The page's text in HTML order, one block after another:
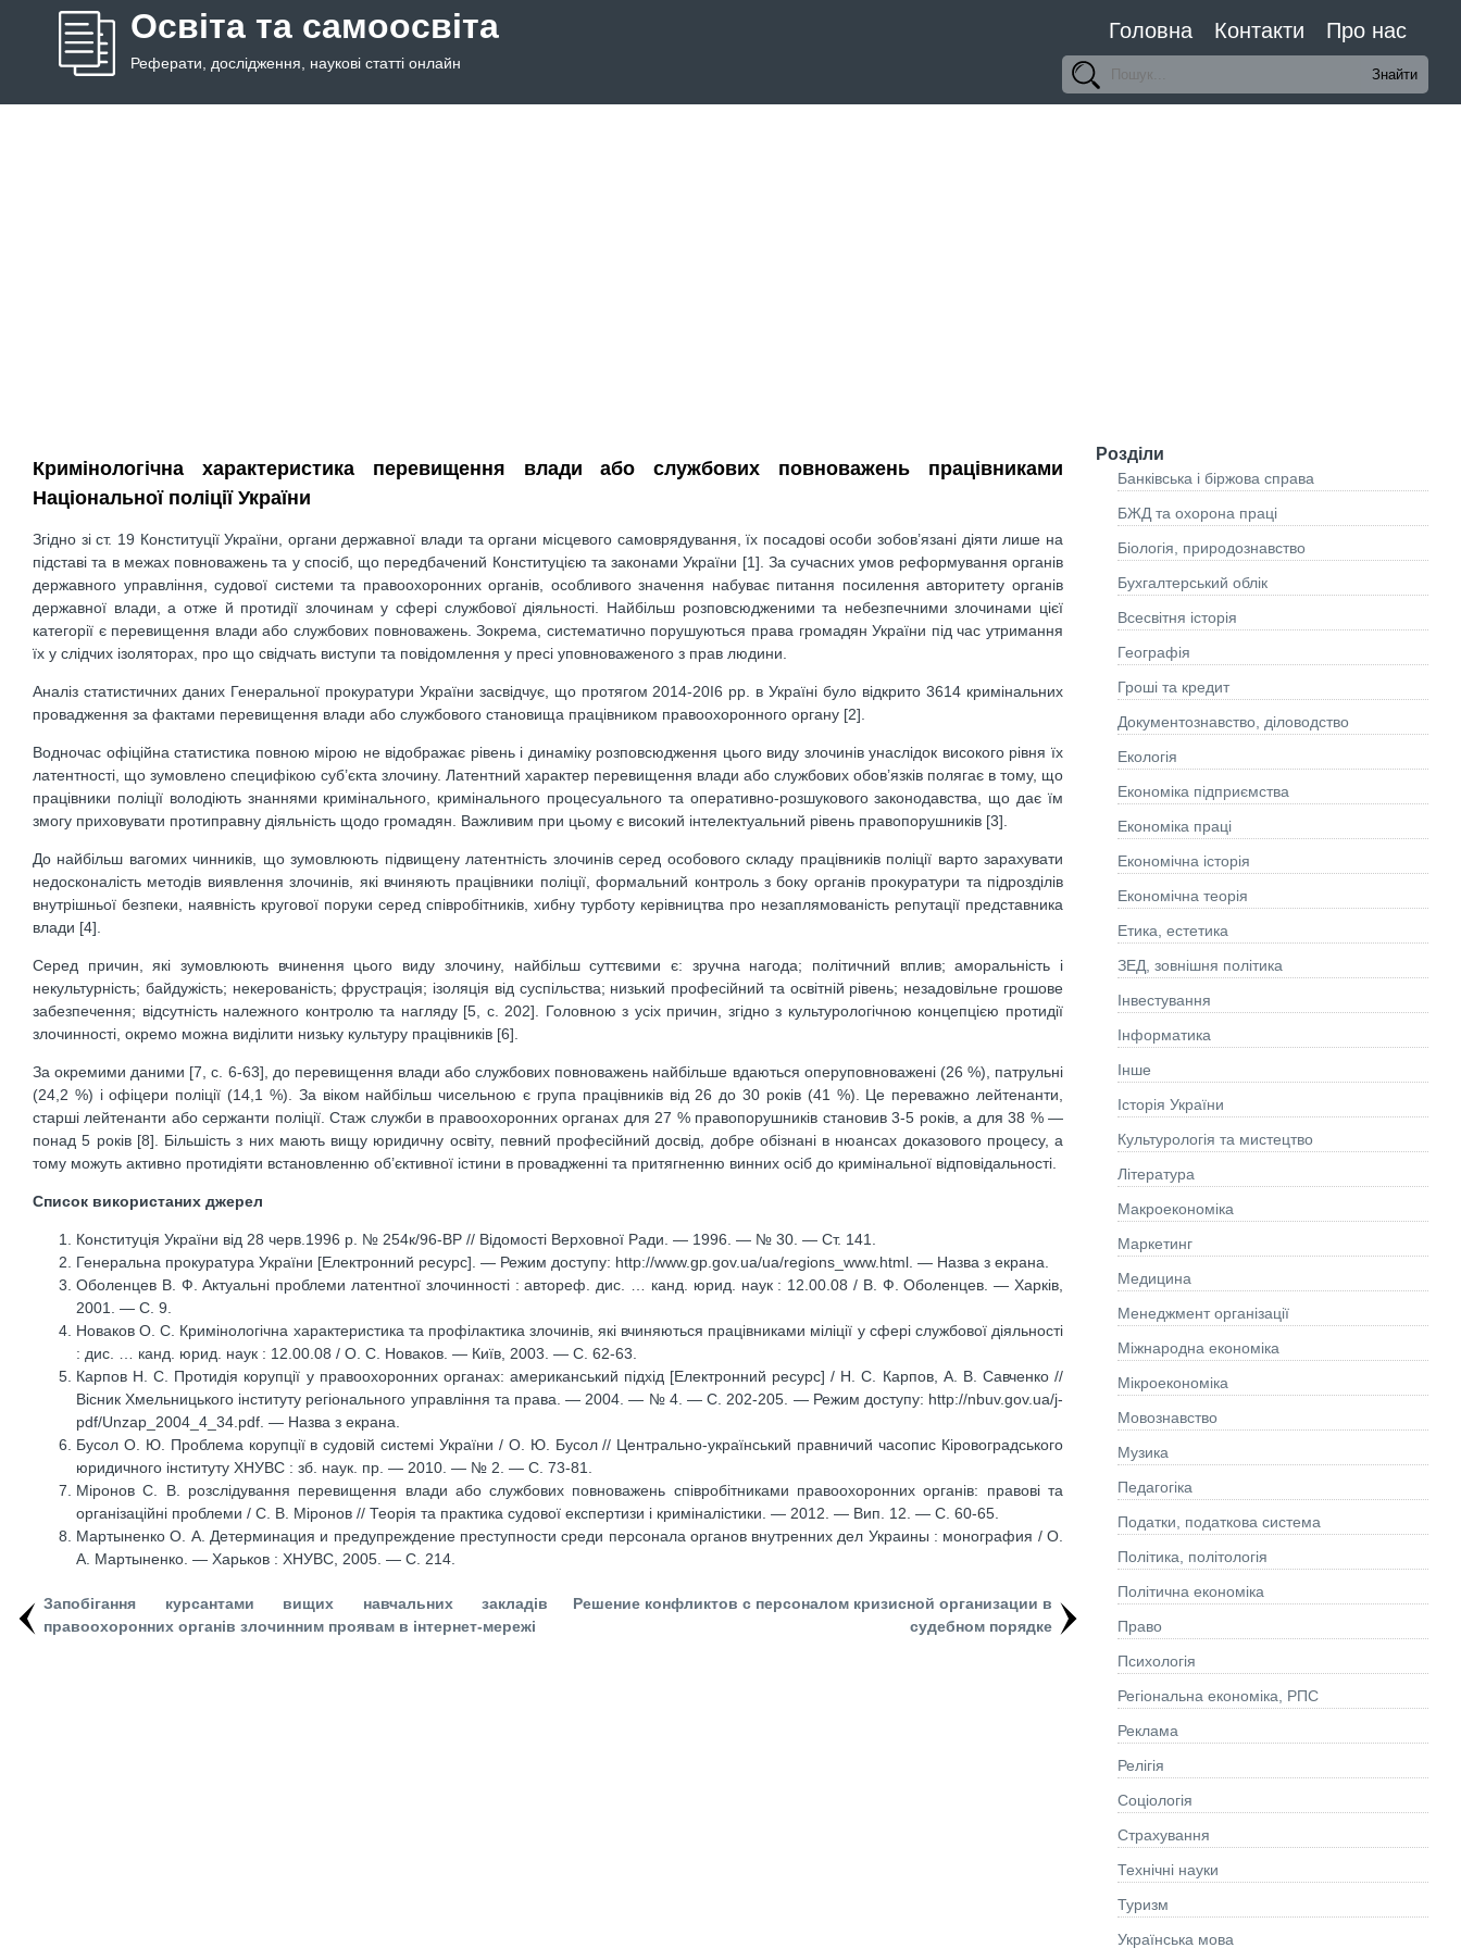
Освіта та самоосвіта
Реферати, дослідження, наукові статті онлайн
Головна Контакти Про нас
Кримінологічна характеристика перевищення влади або службових повноважень працівниками
Національної поліції України
Згідно зі ст. 19 Конституції України, органи державної влади та органи місцевого самоврядування, їх посадові особи зобов’язані діяти лише на
підставі та в межах повноважень та у спосіб, що передбачений Конституцією та законами України [1]. За сучасних умов реформування органів
державного управління, судової системи та правоохоронних органів, особливого значення набуває питання посилення авторитету органів
державної влади, а отже й протидії злочинам у сфері службової діяльності. Найбільш розповсюдженими та небезпечними злочинами цієї
категорії є перевищення влади або службових повноважень. Зокрема, систематично порушуються права громадян України під час утримання
їх у слідчих ізоляторах, про що свідчать виступи та повідомлення у пресі уповноваженого з прав людини.
Аналіз статистичних даних Генеральної прокуратури України засвідчує, що протягом 2014-20І6 рр. в Україні було відкрито 3614 кримінальних
провадження за фактами перевищення влади або службового становища працівником правоохоронного органу [2].
Водночас офіційна статистика повною мірою не відображає рівень і динаміку розповсюдження цього виду злочинів унаслідок високого рівня їх
латентності, що зумовлено специфікою суб’єкта злочину. Латентний характер перевищення влади або службових обов’язків полягає в тому, що
працівники поліції володіють знаннями кримінального, кримінального процесуального та оперативно-розшукового законодавства, що дає їм
змогу приховувати протиправну діяльність щодо громадян. Важливим при цьому є високий інтелектуальний рівень правопорушників [3].
До найбільш вагомих чинників, що зумовлюють підвищену латентність злочинів серед особового складу працівників поліції варто зарахувати
недосконалість методів виявлення злочинів, які вчиняють працівники поліції, формальний контроль з боку органів прокуратури та підрозділів
внутрішньої безпеки, наявність кругової поруки серед співробітників, хибну турботу керівництва про незаплямованість репутації представника
влади [4].
Серед причин, які зумовлюють вчинення цього виду злочину, найбільш суттєвими є: зручна нагода; політичний вплив; аморальність і
некультурність; байдужість; некерованість; фрустрація; ізоляція від суспільства; низький професійний та освітній рівень; незадовільне грошове
забезпечення; відсутність належного контролю та нагляду [5, с. 202]. Головною з усіх причин, згідно з культурологічною концепцією протидії
злочинності, окремо можна виділити низьку культуру працівників [6].
За окремими даними [7, с. 6-63], до перевищення влади або службових повноважень найбільше вдаються оперуповноважені (26 %), патрульні
(24,2 %) і офіцери поліції (14,1 %). За віком найбільш чисельною є група працівників від 26 до 30 років (41 %). Це переважно лейтенанти,
старші лейтенанти або сержанти поліції. Стаж служби в правоохоронних органах для 27 % правопорушників становив 3-5 років, а для 38 % —
понад 5 років [8]. Більшість з них мають вищу юридичну освіту, певний професійний досвід, добре обізнані в нюансах доказового процесу, а
тому можуть активно протидіяти встановленню об’єктивної істини в провадженні та притягненню винних осіб до кримінальної відповідальності.
Список використаних джерел
Конституція України від 28 черв.1996 р. № 254к/96-ВР // Відомості Верховної Ради. — 1996. — № 30. — Ст. 141.
Генеральна прокуратура України [Електронний ресурс]. — Режим доступу: http://www.gp.gov.ua/ua/regions_www.html. — Назва з екрана.
Оболенцев В. Ф. Актуальні проблеми латентної злочинності : автореф. дис. … канд. юрид. наук : 12.00.08 / В. Ф. Оболенцев. — Харків,
2001. — С. 9.
Новаков О. С. Кримінологічна характеристика та профілактика злочинів, які вчиняються працівниками міліції у сфері службової діяльності
: дис. … канд. юрид. наук : 12.00.08 / О. С. Новаков. — Київ, 2003. — С. 62-63.
Карпов Н. С. Протидія корупції у правоохоронних органах: американський підхід [Електронний ресурс] / Н. С. Карпов, А. В. Савченко //
Вісник Хмельницького інституту регіонального управління та права. — 2004. — № 4. — С. 202-205. — Режим доступу: http://nbuv.gov.ua/j-
pdf/Unzap_2004_4_34.pdf. — Назва з екрана.
Бусол О. Ю. Проблема корупції в судовій системі України / О. Ю. Бусол // Центрально-український правничий часопис Кіровоградського
юридичного інституту ХНУВС : зб. наук. пр. — 2010. — № 2. — С. 73-81.
Міронов С. В. розслідування перевищення влади або службових повноважень співробітниками правоохоронних органів: правові та
організаційні проблеми / С. В. Міронов // Теорія та практика судової експертизи і криміналістики. — 2012. — Вип. 12. — С. 60-65.
Мартыненко О. А. Детерминация и предупреждение преступности среди персонала органов внутренних дел Украины : монография / О.
А. Мартыненко. — Харьков : ХНУВС, 2005. — С. 214.
Запобігання курсантами вищих навчальних закладів
правоохоронних органів злочинним проявам в інтернет-мережі
Решение конфликтов с персоналом кризисной организации в
судебном порядке
Розділи
Банківська і біржова справа
БЖД та охорона праці
Біологія, природознавство
Бухгалтерський облік
Всесвітня історія
Географія
Гроші та кредит
Документознавство, діловодство
Екологія
Економіка підприємства
Економіка праці
Економічна історія
Економічна теорія
Етика, естетика
ЗЕД, зовнішня політика
Інвестування
Інформатика
Інше
Історія України
Культурологія та мистецтво
Літературa
Макроекономіка
Маркетинг
Медицина
Менеджмент організації
Міжнародна економіка
Мікроекономіка
Мовознавство
Музика
Педагогіка
Податки, податкова система
Політика, політологія
Політична економіка
Право
Психологія
Регіональна економіка, РПС
Реклама
Релігія
Соціологія
Страхування
Технічні науки
Туризм
Українська мова